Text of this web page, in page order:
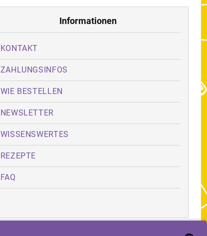
Informationen
KONTAKT
ZAHLUNGSINFOS
WIE BESTELLEN
NEWSLETTER
WISSENSWERTES
REZEPTE
FAQ